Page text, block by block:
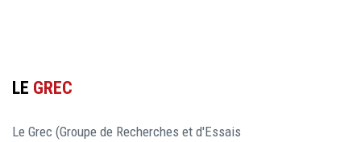
LE GREC
Le Grec (Groupe de Recherches et d'Essais